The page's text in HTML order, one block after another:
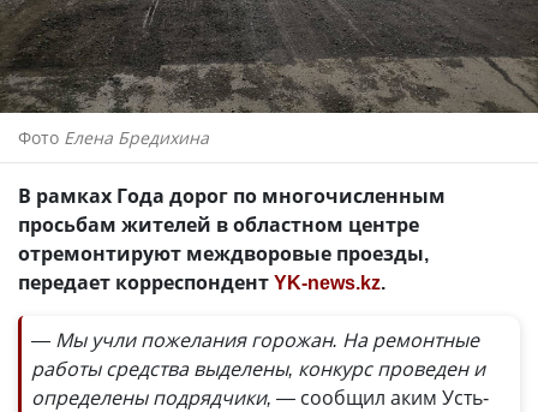
Фото Елена Бредихина
В рамках Года дорог по многочисленным
просьбам жителей в областном центре
отремонтируют междворовые проезды,
передает корреспондентYK-news.kz.
— Мы учли пожелания горожан. На ремонтные
работы средства выделены, конкурс проведен и
определены подрядчики, — сообщил аким Усть-